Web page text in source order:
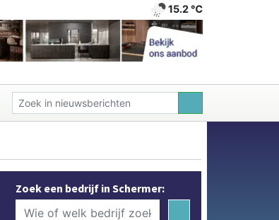
15.2 ℃
Zoek een bedrijf in Schermer: